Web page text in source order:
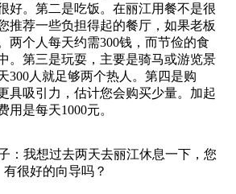
好。第二是吃饭。在丽江用餐不是很
推荐一些负担得起的餐厅，如果老板
两个人每天约需300钱，而节俭的食
。第三是玩耍，主要是骑马或游览景
300人就足够两个热人。第四是购
具吸引力，估计您会购买少量。加起
用是每天1000元。